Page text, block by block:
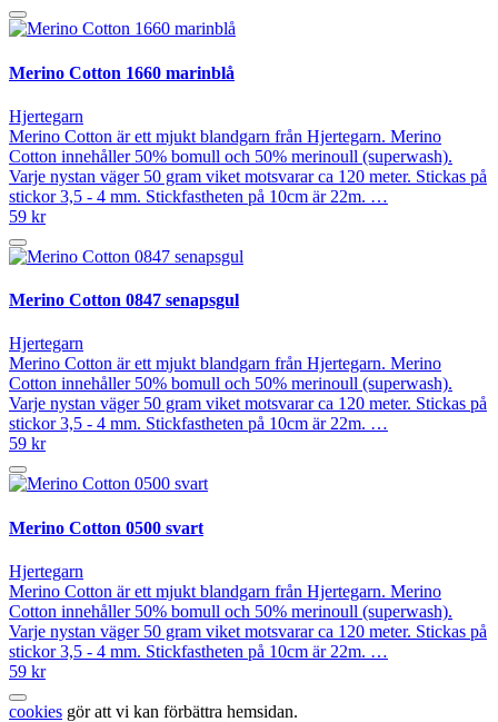
Merino Cotton 1660 marinblå
Hjertegarn
Merino Cotton är ett mjukt blandgarn från Hjertegarn. Merino
Cotton innehåller 50% bomull och 50% merinoull (superwash).
Varje nystan väger 50 gram viket motsvarar ca 120 meter. Stickas på
stickor 3,5 - 4 mm. Stickfastheten på 10cm är 22m. …
59 kr
Merino Cotton 0847 senapsgul
Hjertegarn
Merino Cotton är ett mjukt blandgarn från Hjertegarn. Merino
Cotton innehåller 50% bomull och 50% merinoull (superwash).
Varje nystan väger 50 gram viket motsvarar ca 120 meter. Stickas på
stickor 3,5 - 4 mm. Stickfastheten på 10cm är 22m. …
59 kr
Merino Cotton 0500 svart
Hjertegarn
Merino Cotton är ett mjukt blandgarn från Hjertegarn. Merino
Cotton innehåller 50% bomull och 50% merinoull (superwash).
Varje nystan väger 50 gram viket motsvarar ca 120 meter. Stickas på
stickor 3,5 - 4 mm. Stickfastheten på 10cm är 22m. …
59 kr
cookies gör att vi kan förbättra hemsidan.